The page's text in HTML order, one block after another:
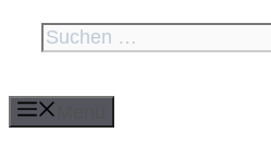
Suchen